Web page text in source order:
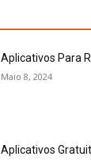
Aplicativos Para
Maio 8, 2024
Aplicativos